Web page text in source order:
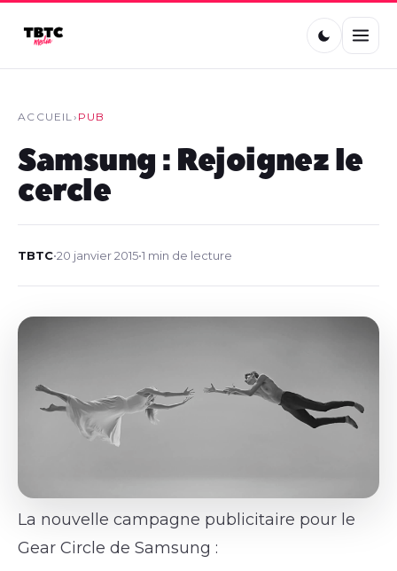
ACCUEIL› PUB
Samsung : Rejoignez le
cercle
TBTC•20 janvier 2015•1 min de lecture
La nouvelle campagne publicitaire pour le
Gear Circle de Samsung :